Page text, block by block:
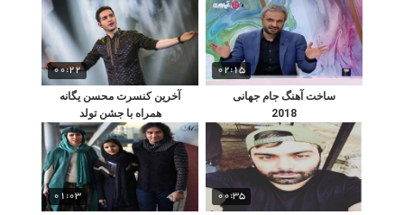
02:15
ساخت آهنگ جام جهانی
2018
00:22
آخرین کنسرت محسن یگانه
همراه با جشن تولد
00:35
01:03